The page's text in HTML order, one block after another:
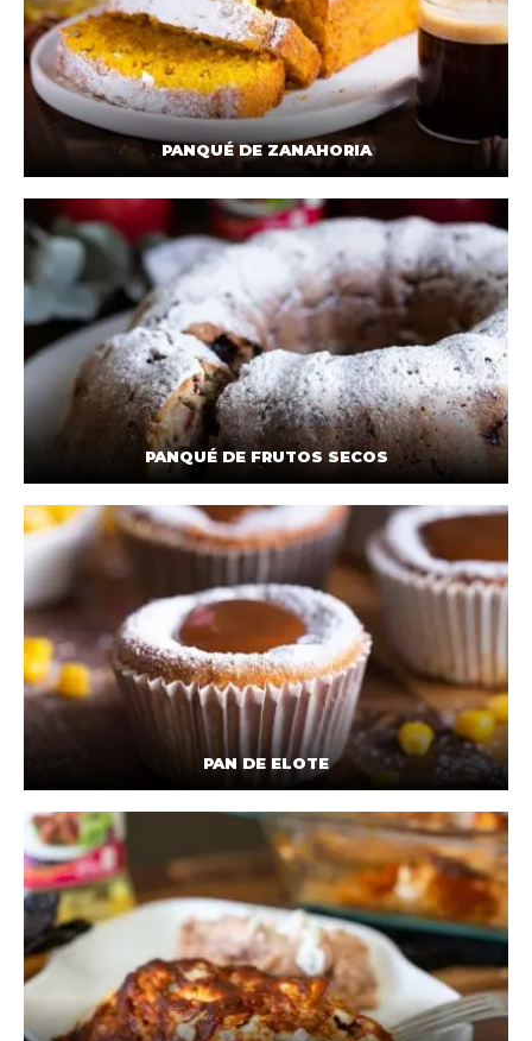
PANQUÉ DE ZANAHORIA
PANQUÉ DE FRUTOS SECOS
PAN DE ELOTE